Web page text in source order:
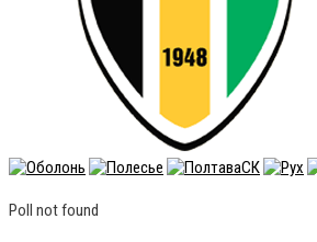
Poll not found